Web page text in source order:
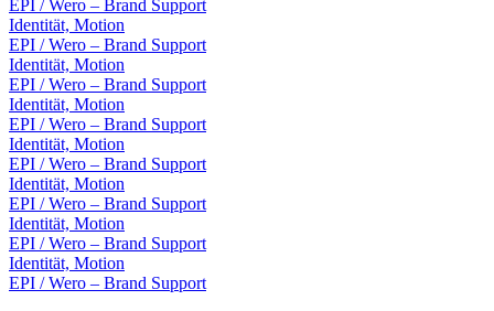
EPI / Wero – Brand Support
Identität, Motion
EPI / Wero – Brand Support
Identität, Motion
EPI / Wero – Brand Support
Identität, Motion
EPI / Wero – Brand Support
Identität, Motion
EPI / Wero – Brand Support
Identität, Motion
EPI / Wero – Brand Support
Identität, Motion
EPI / Wero – Brand Support
Identität, Motion
EPI / Wero – Brand Support